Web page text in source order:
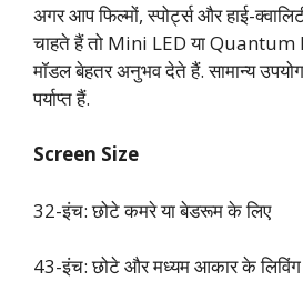
अगर आप फिल्मों, स्पोर्ट्स और हाई-
चाहते हैं तो Mini LED या Quantum
मॉडल बेहतर अनुभव देते हैं. सामान्य
पर्याप्त हैं.
Screen Size
32-इंच: छोटे कमरे या बेडरूम के लिए
43-इंच: छोटे और मध्यम आकार के